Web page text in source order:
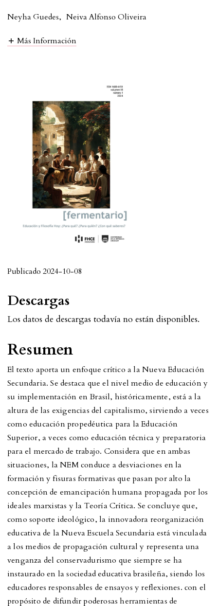
Neyha Guedes, Neiva Alfonso Oliveira
Más Información
Publicado 2024-10-08
Resumen
El texto aporta un enfoque crítico a la Nueva Educación
Secundaria. Se destaca que el nivel medio de educación y
su implementación en Brasil, históricamente, está a la
altura de las exigencias del capitalismo, sirviendo a veces
como educación propedéutica para la Educación
Superior, a veces como educación técnica y preparatoria
para el mercado de trabajo. Considera que en ambas
situaciones, la NEM conduce a desviaciones en la
formación y fisuras formativas que pasan por alto la
concepción de emancipación humana propagada por los
ideales marxistas y la Teoría Crítica. Se concluye que,
como soporte ideológico, la innovadora reorganización
educativa de la Nueva Escuela Secundaria está vinculada
a los medios de propagación cultural y representa una
venganza del conservadurismo que siempre se ha
instaurado en la sociedad educativa brasileña, siendo los
educadores responsables de ensayos y reflexiones. con el
propósito de difundir poderosas herramientas de
Descargas
Los datos de descargas todavía no están disponibles.